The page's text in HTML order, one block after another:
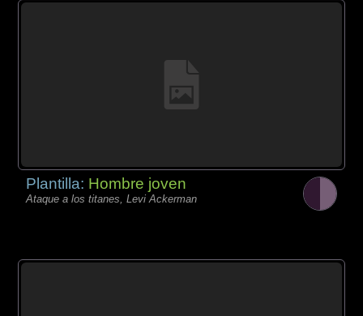
Plantilla: Hombre joven
Ataque a los titanes, Levi Ackerman